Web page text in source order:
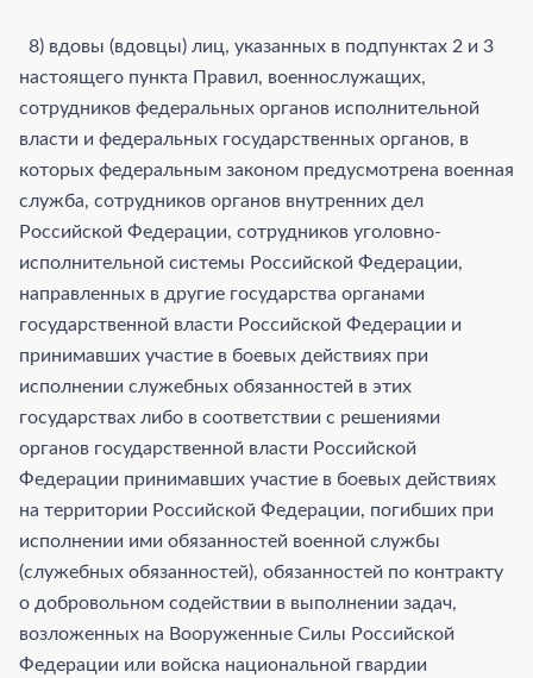
8) вдовы (вдовцы) лиц, указанных в подпунктах 2 и 3
настоящего пункта Правил, военнослужащих,
сотрудников федеральных органов исполнительной
власти и федеральных государственных органов, в
которых федеральным законом предусмотрена военная
служба, сотрудников органов внутренних дел
Российской Федерации, сотрудников уголовно-
исполнительной системы Российской Федерации,
направленных в другие государства органами
государственной власти Российской Федерации и
принимавших участие в боевых действиях при
исполнении служебных обязанностей в этих
государствах либо в соответствии с решениями
органов государственной власти Российской
Федерации принимавших участие в боевых действиях
на территории Российской Федерации, погибших при
исполнении ими обязанностей военной службы
(служебных обязанностей), обязанностей по контракту
о добровольном содействии в выполнении задач,
возложенных на Вооруженные Силы Российской
Федерации или войска национальной гвардии